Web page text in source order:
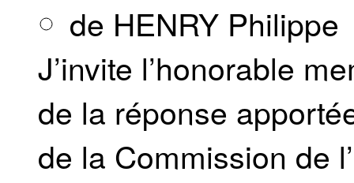
de HENRY Philippe
J’invite l’honorable
de la réponse
de la Commission de